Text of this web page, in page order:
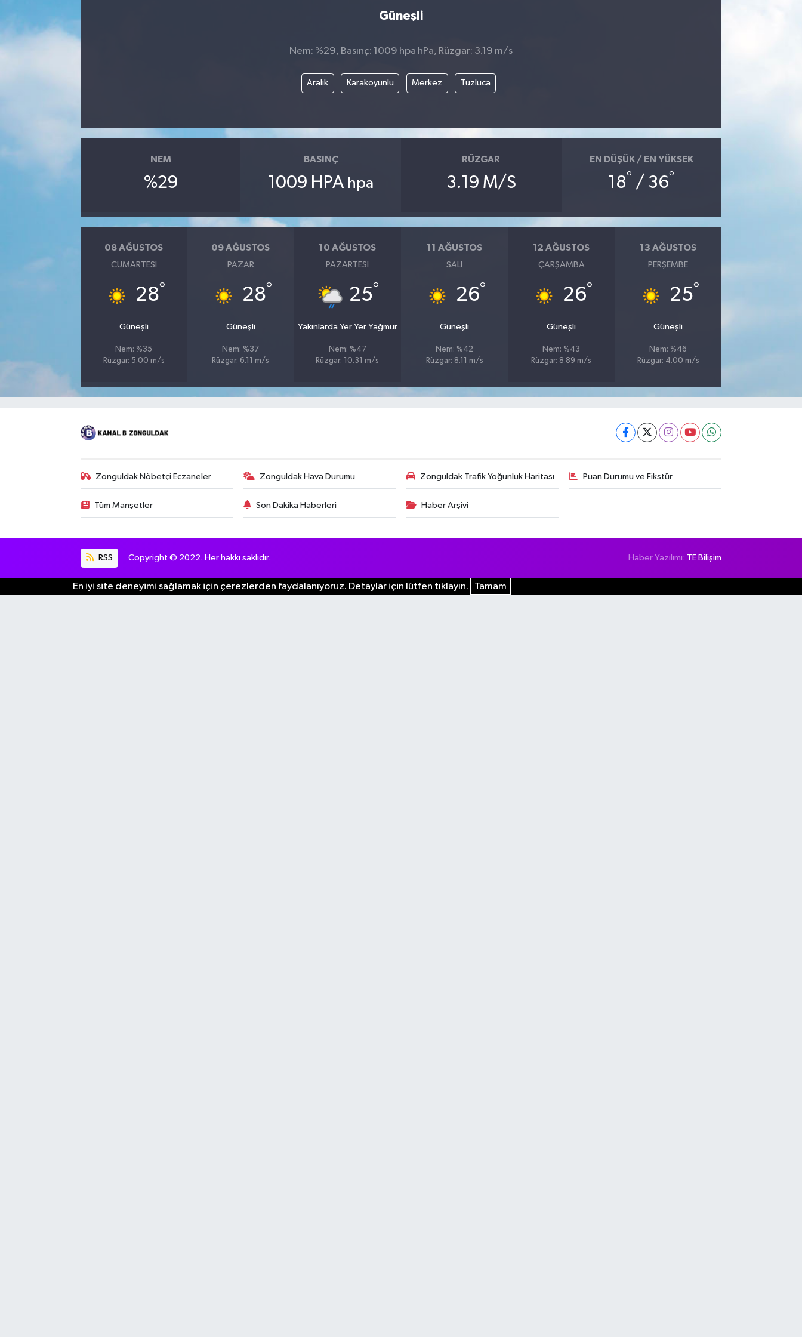
Güneşli
Nem: %29, Basınç: 1009 hpa hPa, Rüzgar: 3.19 m/s
Aralık Karakoyunlu Merkez Tuzluca
NEM
%29
BASINÇ
1009 HPA hpa
RÜZGAR
3.19 M/S
EN DÜŞÜK / EN YÜKSEK
18° / 36°
08 AĞUSTOS
CUMARTESI
28°
Güneşli
Nem: %35
Rüzgar: 5.00 m/s
09 AĞUSTOS
PAZAR
28°
Güneşli
Nem: %37
Rüzgar: 6.11 m/s
10 AĞUSTOS
PAZARTESI
25°
Yakınlarda Yer Yer Yağmur
Nem: %47
Rüzgar: 10.31 m/s
11 AĞUSTOS
SALI
26°
Güneşli
Nem: %42
Rüzgar: 8.11 m/s
12 AĞUSTOS
ÇARŞAMBA
26°
Güneşli
Nem: %43
Rüzgar: 8.89 m/s
13 AĞUSTOS
PERŞEMBE
25°
Güneşli
Nem: %46
Rüzgar: 4.00 m/s
Zonguldak Nöbetçi Eczaneler Zonguldak Hava Durumu Zonguldak Trafik Yoğunluk Haritası Puan Durumu ve Fikstür
Tüm Manşetler Son Dakika Haberleri Haber Arşivi
RSS Copyright © 2022. Her hakkı saklıdır. Haber Yazılımı: TE Bilişim
En iyi site deneyimi sağlamak için çerezlerden faydalanıyoruz. Detaylar için lütfen tıklayın. Tamam
Karabük